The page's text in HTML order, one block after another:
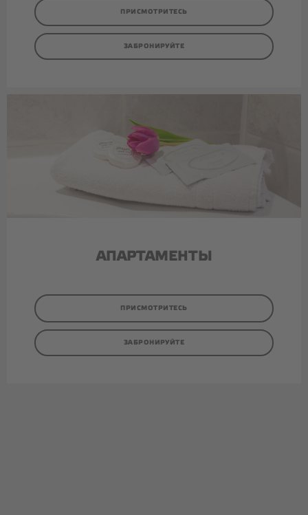
ПРИСМОТРИТЕСЬ
ЗАБРОНИРУЙТЕ
АПАРТАМЕНТЫ
ПРИСМОТРИТЕСЬ
ЗАБРОНИРУЙТЕ